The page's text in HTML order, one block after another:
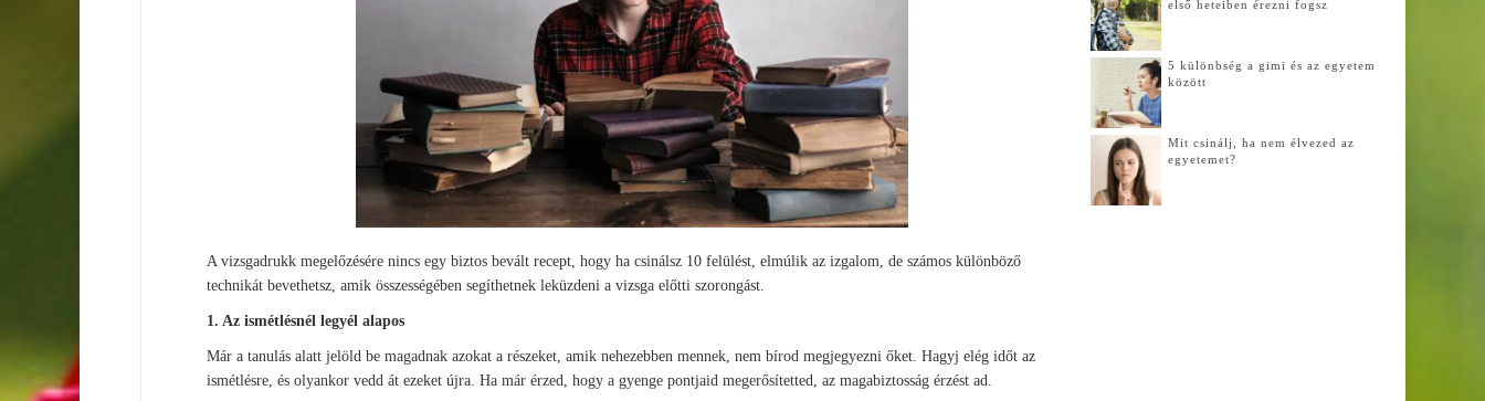
A vizsgadrukk megelőzésére nincs egy biztos bevált recept, hogy ha csinálsz 10 felülést, elmúlik az izgalom, de számos különböző
technikát bevethetsz, amik összességében segíthetnek leküzdeni a vizsga előtti szorongást.
1. Az ismétlésnél legyél alapos
Már a tanulás alatt jelöld be magadnak azokat a részeket, amik nehezebben mennek, nem bírod megjegyezni őket. Hagyj elég időt az
ismétlésre, és olyankor vedd át ezeket újra. Ha már érzed, hogy a gyenge pontjaid megerősítetted, az magabiztosság érzést ad.
első heteiben érezni fogsz
5 különbség a gimi és az egyetem
között
Mit csinálj, ha nem élvezed az
egyetemet?